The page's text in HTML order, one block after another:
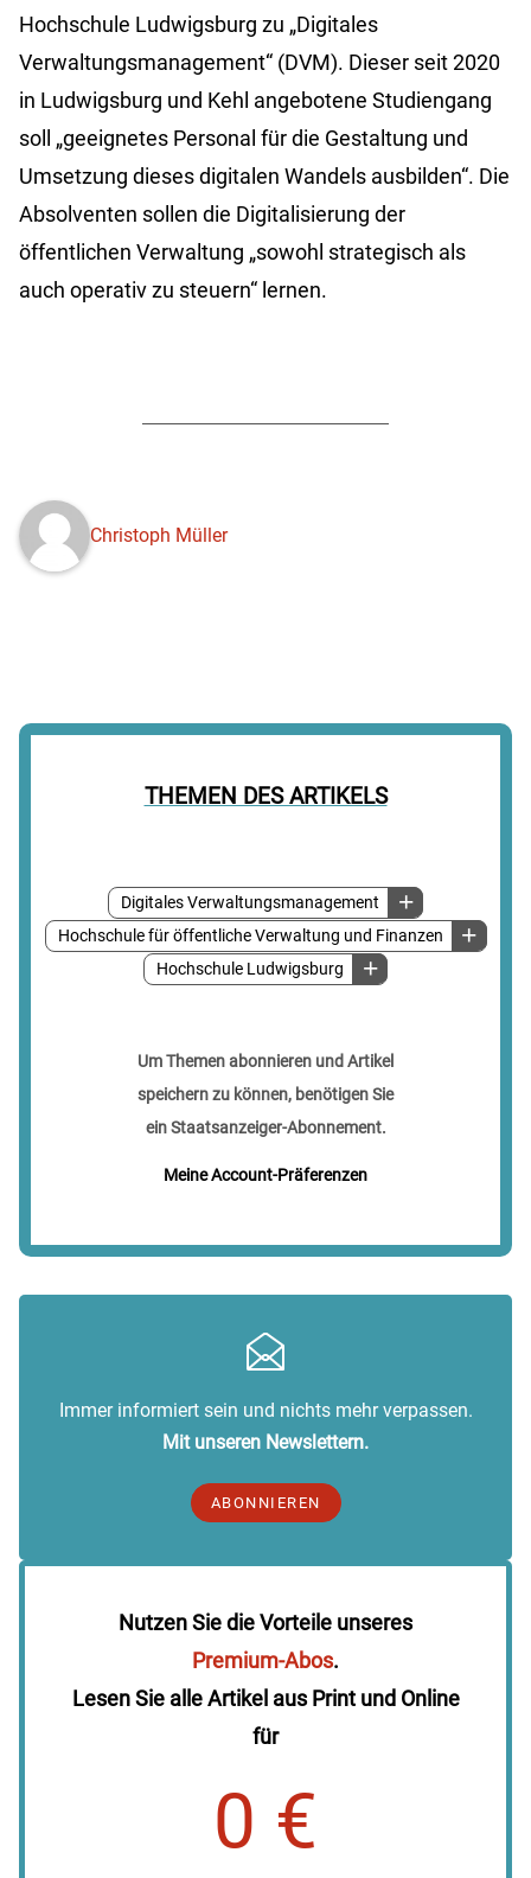
THEMEN DES ARTIKELS
Digitales Verwaltungsmanagement
Hochschule für öffentliche Verwaltung und Finanzen
Hochschule Ludwigsburg
Um Themen abonnieren und Artikel
speichern zu können, benötigen Sie
ein Staatsanzeiger-Abonnement.
Meine Account-Präferenzen
Hochschule Ludwigsburg zu „Digitales
Verwaltungsmanagement“ (DVM). Dieser seit 2020
in Ludwigsburg und Kehl angebotene Studiengang
soll „geeignetes Personal für die Gestaltung und
Umsetzung dieses digitalen Wandels ausbilden“. Die
Absolventen sollen die Digitalisierung der
öffentlichen Verwaltung „sowohl strategisch als
auch operativ zu steuern“ lernen.
Christoph Müller
Immer informiert sein und nichts mehr verpassen.
Mit unseren Newslettern.
ABONNIEREN
Nutzen Sie die Vorteile unseres
Premium-Abos.
Lesen Sie alle Artikel aus Print und Online
für
0 €